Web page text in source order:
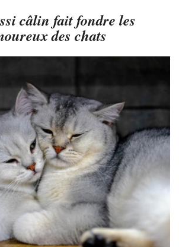
câlin fait fondre les
des chats